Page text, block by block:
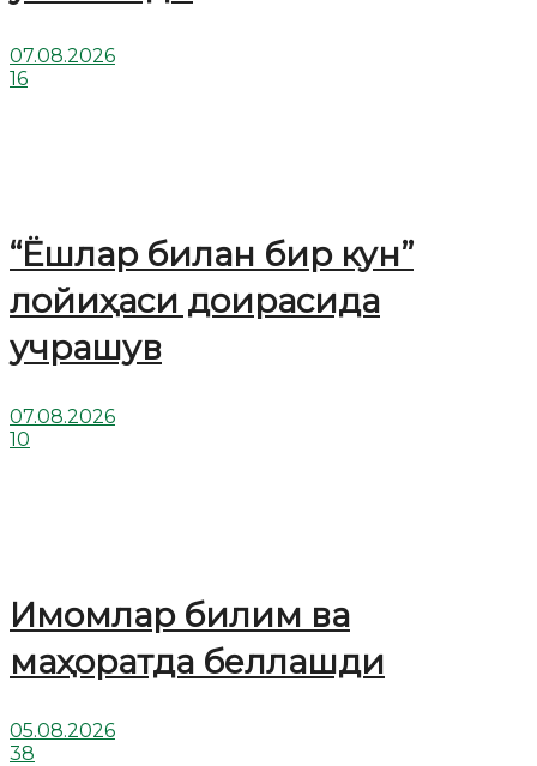
07.08.2026
16
“Ёшлар билан бир кун”
лойиҳаси доирасида
учрашув
07.08.2026
10
Имомлар билим ва
маҳоратда беллашди
05.08.2026
38